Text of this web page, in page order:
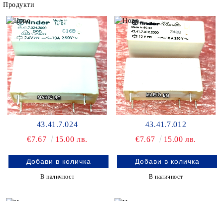
Продукти
43.41.7.024
€7.67
15.00 лв.
В наличност
43.41.7.012
€7.67
15.00 лв.
В наличност